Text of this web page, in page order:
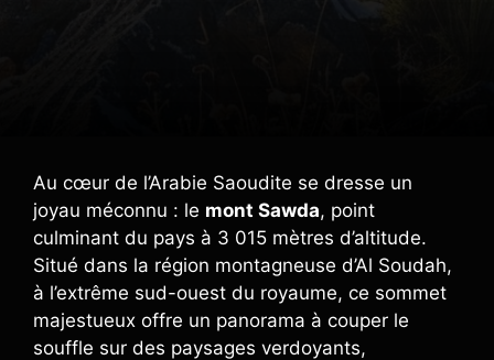
Au cœur de l’Arabie Saoudite se dresse un
joyau méconnu : le mont Sawda, point
culminant du pays à 3 015 mètres d’altitude.
Situé dans la région montagneuse d’Al Soudah,
à l’extrême sud-ouest du royaume, ce sommet
majestueux offre un panorama à couper le
souffle sur des paysages verdoyants,